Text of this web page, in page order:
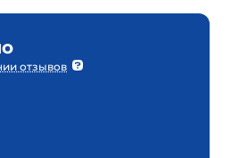
отзывов